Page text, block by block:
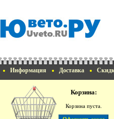
Информация Доставка
Корзина:
Корзина пуста.